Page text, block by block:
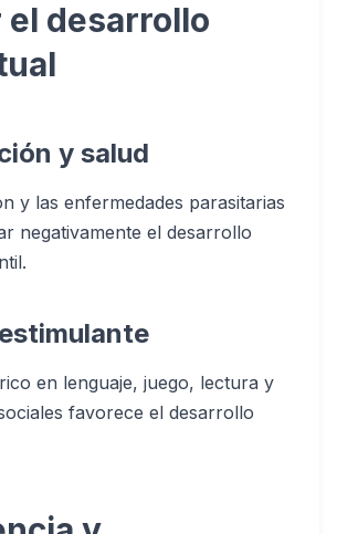
desarrollo
y salud
y las enfermedades parasitarias
negativamente el desarrollo
en lenguaje, juego, lectura y
favorece el desarrollo